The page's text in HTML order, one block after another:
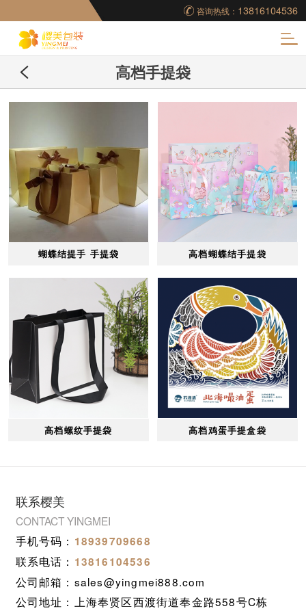
咨询热线： 13816104536
妆品包装盒工厂,高档 高档手提袋
蝴蝶结提手 手提袋 高档蝴蝶结手提袋
高档螺纹手提袋 高档鸡蛋手提盒袋
联系樱美
CONTACT YINGMEI
手机号码： 18939709668
联系电话： 13816104536
公司邮箱：sales@yingmei888.com
公司地址：上海奉贤区西渡街道奉金路558号C栋